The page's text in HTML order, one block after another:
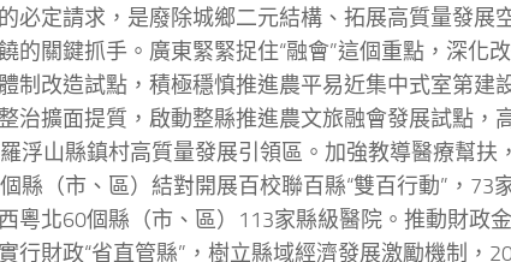
必定請求，是廢除城鄉二元結構、拓展高質量發展
的關鍵抓手。廣東緊緊捉住“融會”這個重點，深化
制改造試點，積極穩慎推進農平易近集中式室第建
治擴面提質，啟動整縣推進農文旅融會發展試點，
浮山縣鎮村高質量發展引領區。加強教導醫療幫扶
縣（市、區）結對開展百校聯百縣“雙百行動”，73
粵北60個縣（市、區）113家縣級醫院。推動財政
行財政“省直管縣”，樹立縣域經濟發展激勵機制，